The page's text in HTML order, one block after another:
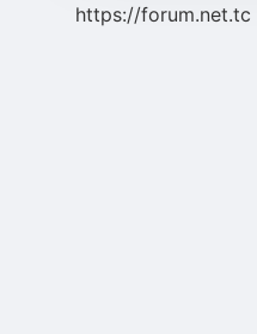
https://forum.net.tc